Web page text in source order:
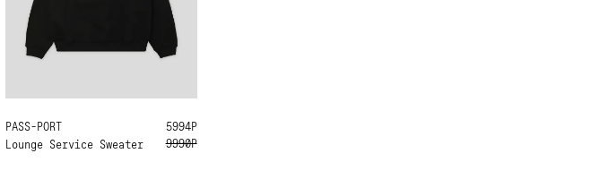
PASS-PORT
Lounge Service Sweater
M L XL
5994Р
9990Р